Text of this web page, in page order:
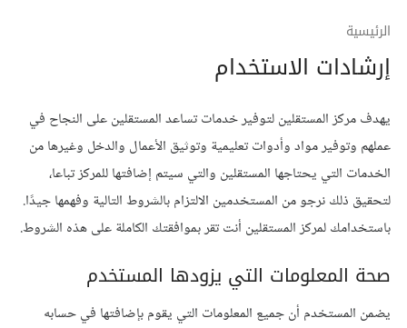
الرئيسية
إرشادات الاستخدام
يهدف مركز المستقلين لتوفير خدمات تساعد المستقلين على النجاح في
عملهم وتوفير مواد وأدوات تعليمية وتوثيق الأعمال والدخل وغيرها من
الخدمات التي يحتاجها المستقلين والتي سيتم إضافتها للمركز تباعا،
لتحقيق ذلك نرجو من المستخدمين الالتزام بالشروط التالية وفهمها جيدًا.
باستخدامك لمركز المستقلين أنت تقر بموافقتك الكاملة على هذه الشروط.
صحة المعلومات التي يزودها المستخدم
يضمن المستخدم أن جميع المعلومات التي يقوم بإضافتها في حسابه